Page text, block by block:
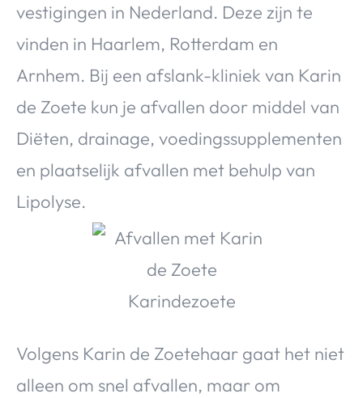
Over Valerie
Over Valerie
De Top 5
Contact
Food & Drinks
vestigingen in Nederland. Deze zijn te
vinden in Haarlem, Rotterdam en
Arnhem. Bij een afslank-kliniek van Karin
de Zoete kun je afvallen door middel van
Diëten, drainage, voedingssupplementen
en plaatselijk afvallen met behulp van
Lipolyse.
Volgens Karin de Zoetehaar gaat het niet
alleen om snel afvallen, maar om